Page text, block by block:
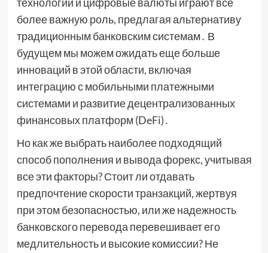
более важную роль, предлагая альтернативу
традиционным банковским системам․ В
будущем мы можем ожидать еще больше
инноваций в этой области, включая
интеграцию с мобильными платежными
системами и развитие децентрализованных
финансовых платформ (DeFi)․
Но как же выбрать наиболее подходящий
способ пополнения и вывода форекс, учитывая
все эти факторы? Стоит ли отдавать
предпочтение скорости транзакций, жертвуя
при этом безопасностью, или же надежность
банковского перевода перевешивает его
медлительность и высокие комиссии? Не